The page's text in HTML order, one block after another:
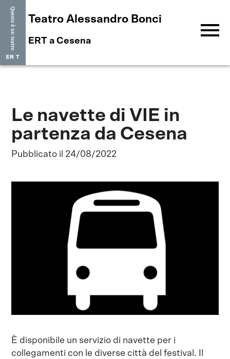
Teatro Alessandro Bonci
ERT a Cesena menu
Le navette di VIE in
partenza da Cesena
Pubblicato il 24/08/2022
È disponibile un servizio di navette per i
collegamenti con le diverse città del festival. Il